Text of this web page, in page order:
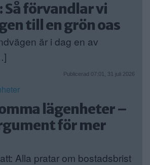
Så förvandlar vi
till en grön oas
är i dag en av
Publicerad 07:01, 31 juli 2026
lägenheter –
för mer
Alla pratar om bostadsbrist